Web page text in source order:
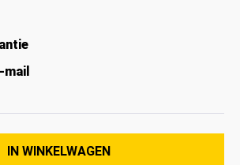
mail
IN WINKELWAGEN